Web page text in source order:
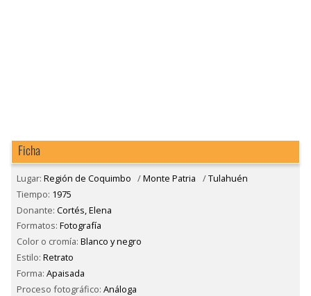
Ficha
Lugar: Región de Coquimbo /Monte Patria /Tulahuén
Tiempo: 1975
Donante: Cortés, Elena
Formatos: Fotografía
Color o cromía: Blanco y negro
Estilo: Retrato
Forma: Apaisada
Proceso fotográfico: Análoga